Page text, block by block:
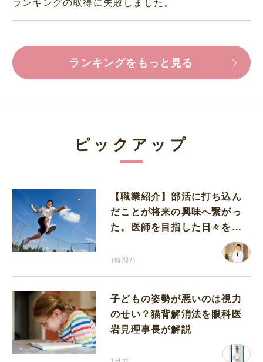
ランキングをもっと見る
ピックアップ
【職業紹介】部活に打ち込ん
だことが将来の興味へ繋がっ
た。医師を目指した日々を振
1時間前
子どもの姿勢が悪いのは視力
のせい？猫背解消法を眼科医
岩見理事長が解説